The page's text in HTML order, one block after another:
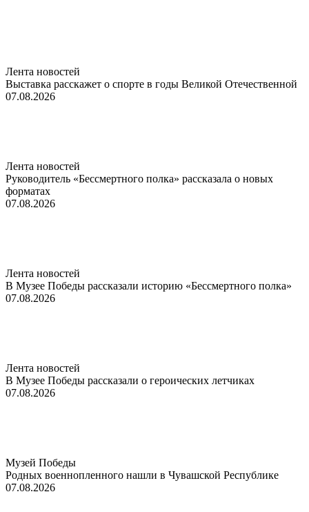
Лента новостей
Выставка расскажет о спорте в годы Великой Отечественной
07.08.2026
Лента новостей
Руководитель «Бессмертного полка» рассказала о новых
форматах
07.08.2026
Лента новостей
В Музее Победы рассказали историю «Бессмертного полка»
07.08.2026
Лента новостей
В Музее Победы рассказали о героических летчиках
07.08.2026
Музей Победы
Родных военнопленного нашли в Чувашской Республике
07.08.2026